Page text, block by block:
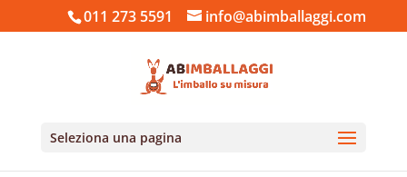
011 273 5591 info@abimballaggi.com
Seleziona una pagina